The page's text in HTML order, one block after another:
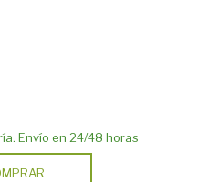
Envío en 24/48 horas